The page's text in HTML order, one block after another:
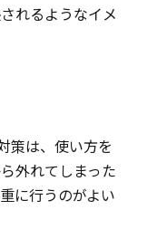
れるようなイメ
策は、使い方を
外れてしまった
に行うのがよい